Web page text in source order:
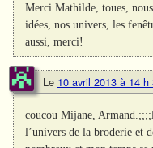
Merci Mathilde, toues,
idées, nos univers, les
aussi, merci!
Le 10 avril 2013 à 14 h
coucou Mijane,
l’univers de la broderie et